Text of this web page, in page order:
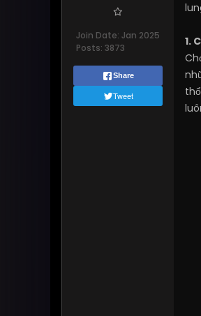
Join Date: Jan 2025
Posts: 3873
Share
Tweet
1.